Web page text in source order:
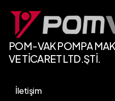
POM-VAKPOMPA
VETİCARETLTD.ŞTİ.
İletişim